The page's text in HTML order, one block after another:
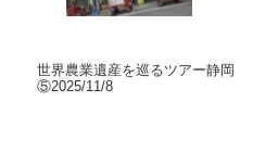
世界農業遺産を巡るツアー静岡
⑤2025/11/8